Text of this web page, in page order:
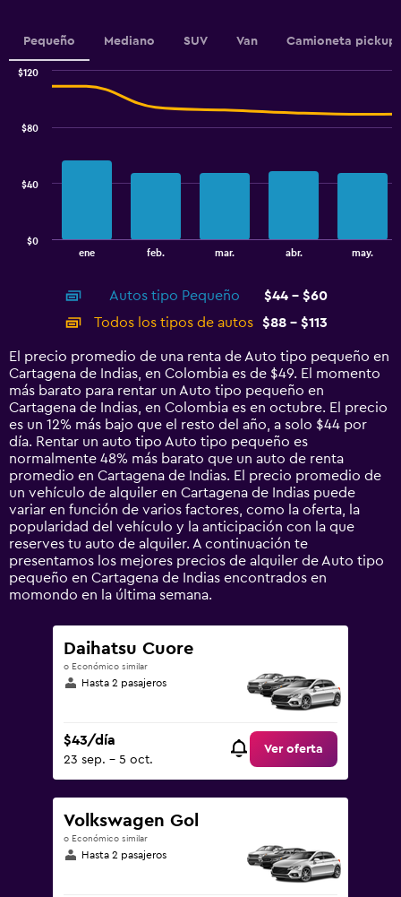
to
60.
Pequeño Mediano SUV Van Camioneta pickup
Combination
displaying
categories.
14
categories.
The
chart
has
1
Y
axis
displaying
values.
Range:
0
to
120.
ene feb. mar. abr. may.
$0
$40
$80
$120
Autos tipo Pequeño
$44 - $60
Todos los tipos de autos
$88 - $113
El precio promedio de una renta de Auto tipo pequeño en
Cartagena de Indias, en Colombia es de $49. El momento
más barato para rentar un Auto tipo pequeño en
Cartagena de Indias, en Colombia es en octubre. El precio
es un 12% más bajo que el resto del año, a solo $44 por
día. Rentar un auto tipo Auto tipo pequeño es
normalmente 48% más barato que un auto de renta
promedio en Cartagena de Indias. El precio promedio de
un vehículo de alquiler en Cartagena de Indias puede
variar en función de varios factores, como la oferta, la
popularidad del vehículo y la anticipación con la que
reserves tu auto de alquiler. A continuación te
presentamos los mejores precios de alquiler de Auto tipo
pequeño en Cartagena de Indias encontrados en
momondo en la última semana.
Daihatsu Cuore
o Económico similar
Hasta 2 pasajeros
$43/día
23 sep. - 5 oct.
Ver oferta
Volkswagen Gol
o Económico similar
Hasta 2 pasajeros